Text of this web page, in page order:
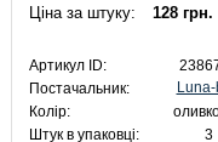
Ціна за штуку: 128 грн.
Артикул ID:
Постачальник:
Колір:
Штук в упаковці:
3